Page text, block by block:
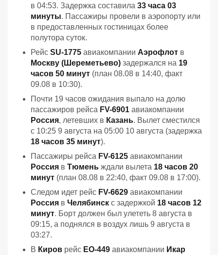
в 04:53. Задержка составила 33 часа 03
минуты. Пассажиры провели в аэропорту или
в предоставленных гостиницах более
полутора суток.
Рейс SU-1775 авиакомпании Аэрофлот в
Москву (Шереметьево) задержался на 19
часов 50 минут (план 08.08 в 14:40, факт
09.08 в 10:30).
Почти 19 часов ожидания выпало на долю
пассажиров рейса FV-6901 авиакомпании
Россия, летевших в Казань. Вылет сместился
с 10:25 9 августа на 05:00 10 августа (задержка
18 часов 35 минут).
Пассажиры рейса FV-6125 авиакомпании
Россия в Тюмень ждали вылета 18 часов 20
минут (план 08.08 в 22:40, факт 09.08 в 17:00).
Следом идет рейс FV-6629 авиакомпании
Россия в Челябинск с задержкой 18 часов 12
минут. Борт должен был улететь 8 августа в
09:15, а поднялся в воздух лишь 9 августа в
03:27.
В Киров рейс EO-449 авиакомпании Икар